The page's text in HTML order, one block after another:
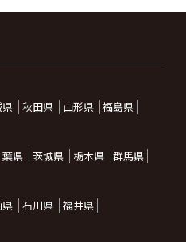
県 秋田県 山形県
福島県
県 茨城県 栃木県
群馬県
県 石川県
福井県